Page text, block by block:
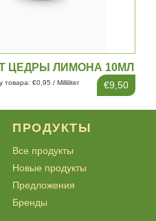
ЦЕДРЫ ЛИМОНА 10МЛ
€9,50
товара: €0,95 / Milliliter
ПРОДУКТЫ
Все продукты
Новые продукты
Предложения
Бренды